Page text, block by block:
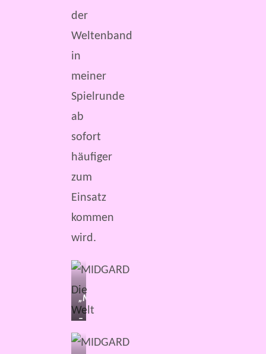
der
Weltenband
in
meiner
Spielrunde
ab
sofort
häufiger
zum
Einsatz
kommen
wird.
„MIDGARD
–
Die